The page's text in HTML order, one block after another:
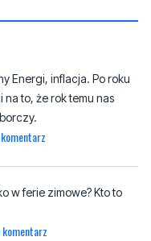
Energi, inflacja. Po roku
to, że rok temu nas
w ferie zimowe? Kto to